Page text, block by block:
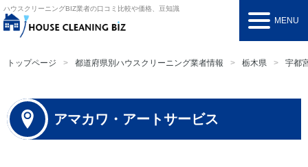
ハウスクリーニングBIZ業者の口コミ比較や価格、豆知識
MENU
トップページ 都道府県別ハウスクリーニング業者情報 栃木県 宇都
アマカワ・アートサービス